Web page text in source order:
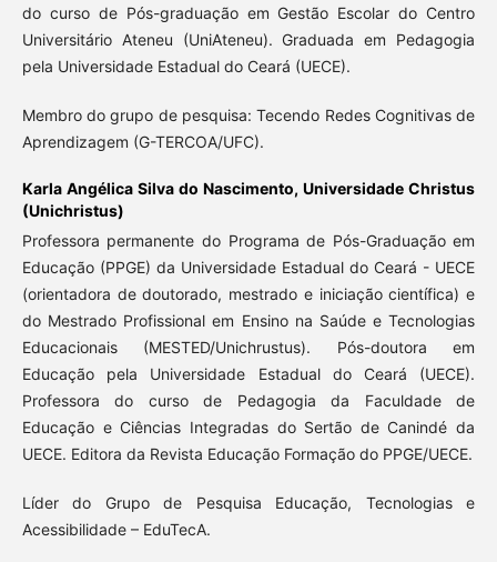
do curso de Pós-graduação em Gestão Escolar do Centro
Universitário Ateneu (UniAteneu). Graduada em Pedagogia
pela Universidade Estadual do Ceará (UECE).
Membro do grupo de pesquisa: Tecendo Redes Cognitivas de
Aprendizagem (G-TERCOA/UFC).
Karla Angélica Silva do Nascimento,Universidade Christus
(Unichristus)
Professora permanente do Programa de Pós-Graduação em
Educação (PPGE) da Universidade Estadual do Ceará - UECE
(orientadora de doutorado, mestrado e iniciação científica) e
do Mestrado Profissional em Ensino na Saúde e Tecnologias
Educacionais (MESTED/Unichrustus). Pós-doutora em
Educação pela Universidade Estadual do Ceará (UECE).
Professora do curso de Pedagogia da Faculdade de
Educação e Ciências Integradas do Sertão de Canindé da
UECE. Editora da Revista Educação Formação do PPGE/UECE.
Líder do Grupo de Pesquisa Educação, Tecnologias e
Acessibilidade – EduTecA.